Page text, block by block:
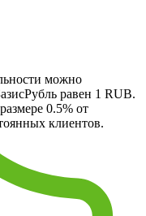
можно
равен 1 RUB.
0.5% от
клиентов.